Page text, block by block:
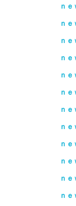
ｎ
ｎ
ｎ
ｎ
ｎ
ｎ
ｎ
ｎ
ｎ
ｎ
ｎ
ｎ